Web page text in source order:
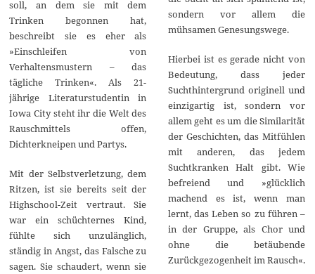
soll, an dem sie mit dem
Trinken begonnen hat,
beschreibt sie es eher als
»Einschleifen von
Verhaltensmustern – das
tägliche Trinken«. Als 21-
jährige Literaturstudentin in
Iowa City steht ihr die Welt des
Rauschmittels offen,
Dichterkneipen und Partys.
Mit der Selbstverletzung, dem
Ritzen, ist sie bereits seit der
Highschool-Zeit vertraut. Sie
war ein schüchternes Kind,
fühlte sich unzulänglich,
ständig in Angst, das Falsche zu
sagen. Sie schaudert, wenn sie
sondern vor allem die
mühsamen Genesungswege.
Hierbei ist es gerade nicht von
Bedeutung, dass jeder
Suchthintergrund originell und
einzigartig ist, sondern vor
allem geht es um die Similarität
der Geschichten, das Mitfühlen
mit anderen, das jedem
Suchtkranken Halt gibt. Wie
befreiend und »glücklich
machend es ist, wenn man
lernt, das Leben so zu führen –
in der Gruppe, als Chor und
ohne die betäubende
Zurückgezogenheit im Rausch«.